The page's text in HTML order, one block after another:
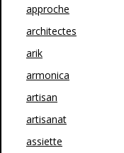
approche
architectes
arik
armonica
artisan
artisanat
assiette